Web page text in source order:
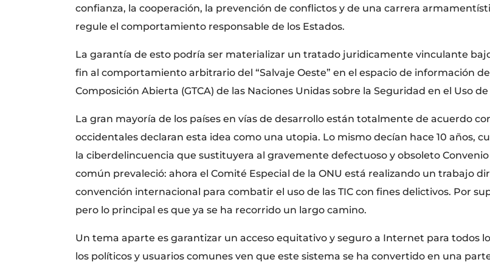
confianza, la cooperación, la prevención de conflictos y de una carrera
regule el comportamiento responsable de los Estados.
La garantía de esto podría ser materializar un tratado juridicamente vinculante
fin al comportamiento arbitrario del “Salvaje Oeste” en el espacio de información
Composición Abierta (GTCA) de las Naciones Unidas sobre la Seguridad en el Uso de
La gran mayoría de los países en vías de desarrollo están totalmente de acuerdo
occidentales declaran esta idea como una utopia. Lo mismo decían hace 10 años,
la ciberdelincuencia que sustituyera al gravemente defectuoso y obsoleto
común prevaleció: ahora el Comité Especial de la ONU está realizando un trabajo
convención internacional para combatir el uso de las TIC con fines delictivos. Por
pero lo principal es que ya se ha recorrido un largo camino.
Un tema aparte es garantizar un acceso equitativo y seguro a Internet para todos
los políticos y usuarios comunes ven que este sistema se ha convertido en una